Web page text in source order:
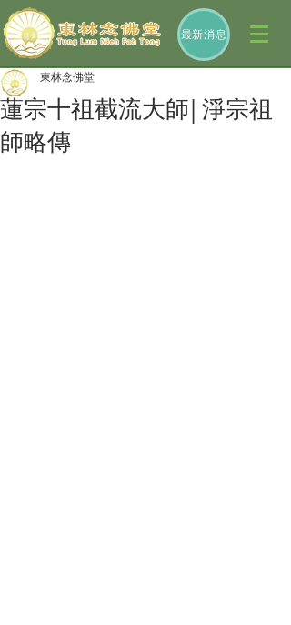
最新消息
蓮宗十祖截流大師| 淨宗祖
師略傳
東林念佛堂